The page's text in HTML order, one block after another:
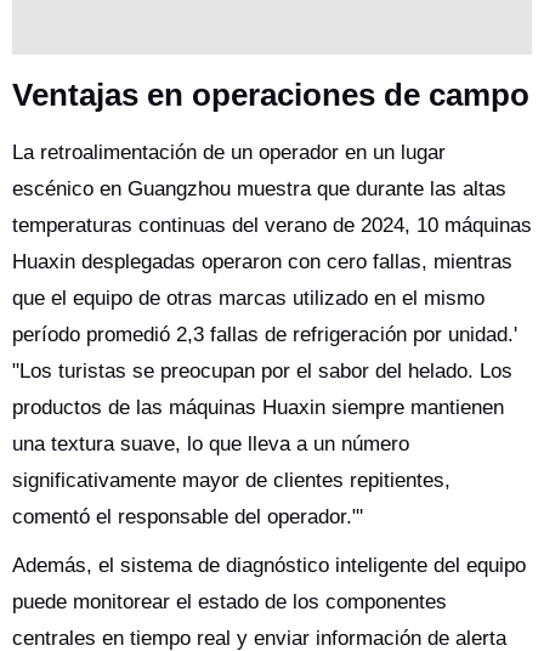
Ventajas en operaciones de campo
La retroalimentación de un operador en un lugar
escénico en Guangzhou muestra que durante las altas
temperaturas continuas del verano de 2024, 10 máquinas
Huaxin desplegadas operaron con cero fallas, mientras
que el equipo de otras marcas utilizado en el mismo
período promedió 2,3 fallas de refrigeración por unidad.'
"Los turistas se preocupan por el sabor del helado. Los
productos de las máquinas Huaxin siempre mantienen
una textura suave, lo que lleva a un número
significativamente mayor de clientes repitientes,
comentó el responsable del operador."'
Además, el sistema de diagnóstico inteligente del equipo
puede monitorear el estado de los componentes
centrales en tiempo real y enviar información de alerta